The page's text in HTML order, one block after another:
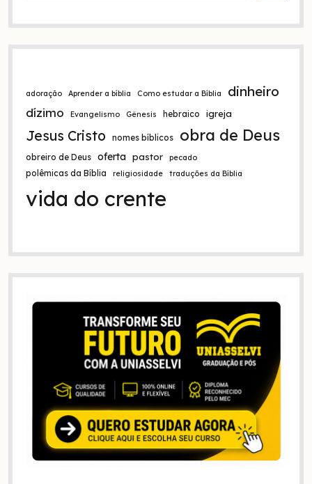
i
adoração Aprender a bíblia Como estudar a Bíblia dinheiro
dízimo Evangelismo Gênesis hebraico igreja
Jesus Cristo nomes bíblicos obra de Deus
obreiro de Deus oferta pastor pecado
polêmicas da Bíblia religiosidade traduções da Bíblia
vida do crente